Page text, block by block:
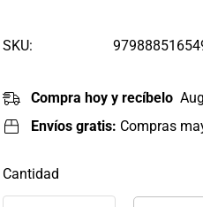
SKU:
Compra hoy y recíbelo
Envíos gratis: Compras
Cantidad